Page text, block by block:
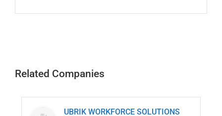
Related Companies
UBRIK WORKFORCE SOLUTIONS